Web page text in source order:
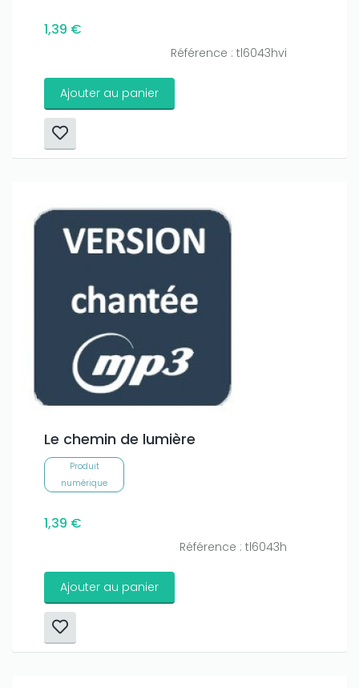
1,39 €
Référence : tl6043hvi
Ajouter au panier
Le chemin de lumière
Produit
numérique
1,39 €
Référence : tl6043h
Ajouter au panier